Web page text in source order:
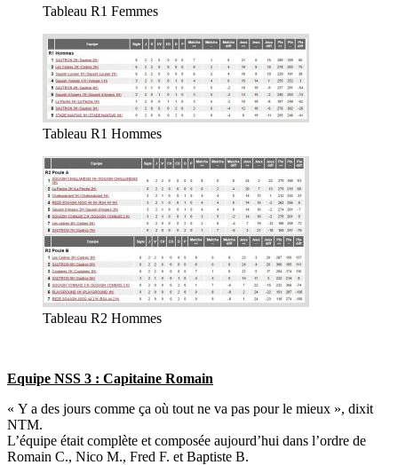
Tableau R1 Femmes
Tableau R1 Hommes
Tableau R2 Hommes
Equipe NSS 3 : Capitaine Romain
« Y a des jours comme ça où tout ne va pas pour le mieux », dixit
NTM.
L’équipe était complète et composée aujourd’hui dans l’ordre de
Romain C., Nico M., Fred F. et Baptiste B.